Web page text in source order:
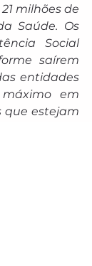
milhões de
Saúde. Os
Social
saírem
entidades
em
que estejam